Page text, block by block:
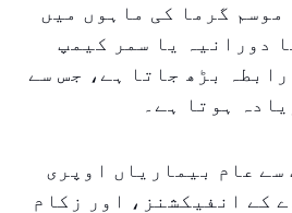
موسم گرما کی ماہوں میں
دورانیہ یا سمر کیمپ
بڑھ جاتا ہے، جس سے
ہوتا ہے۔
سے عام بیماریاں اوپری
کے انفیکشنز، اور زکام